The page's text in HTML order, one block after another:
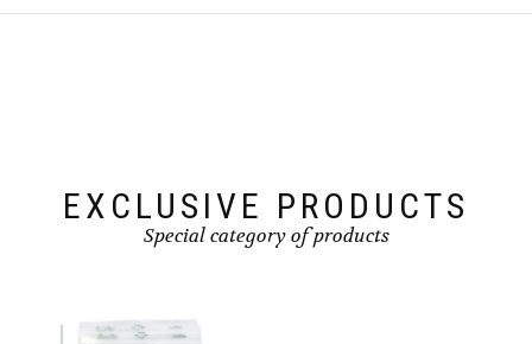
EXCLUSIVE PRODUCTS
Special category of products